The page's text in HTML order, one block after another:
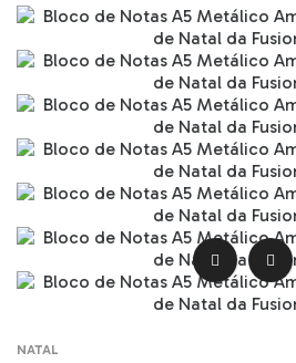
 
NATAL